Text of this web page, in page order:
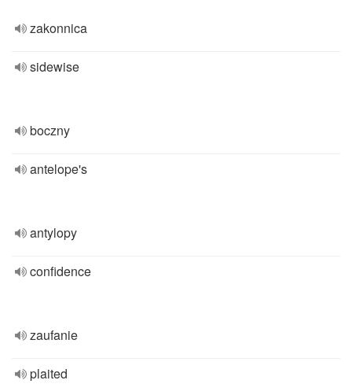
zakonnica
sidewise
boczny
antelope's
antylopy
confidence
zaufanie
plaited